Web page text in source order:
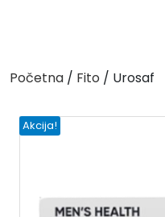
Početna / Fito / Urosaf
Akcija!